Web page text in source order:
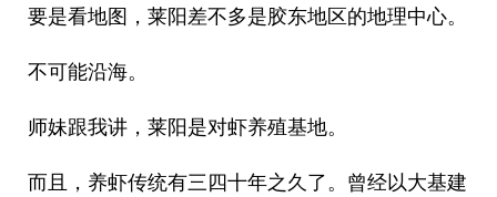
要是看地图，莱阳差不多是胶东地区的地理中心。
不可能沿海。
师妹跟我讲，莱阳是对虾养殖基地。
而且，养虾传统有三四十年之久了。曾经以大基建